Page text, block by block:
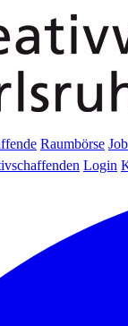
Raumbörse
Login